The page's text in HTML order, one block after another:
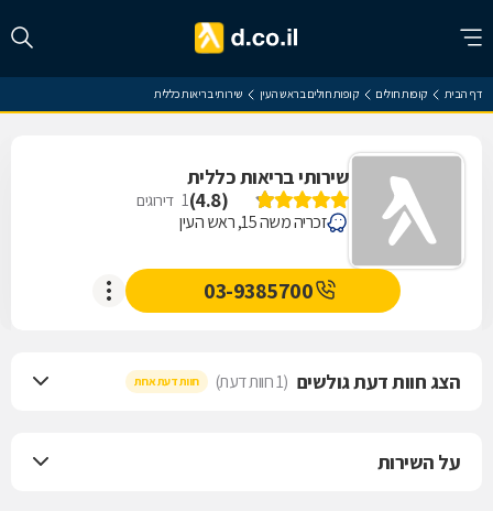
דף הבית קופות חולים קופות חולים בראש העין שירותי בריאות כללית
שירותי בריאות כללית
(
4.8
)
1 דירוגים
זכריה משה 15, ראש העין
03-9385700
הצג חוות דעת גולשים (1 חוות דעת) חוות דעת אחת
על השירות